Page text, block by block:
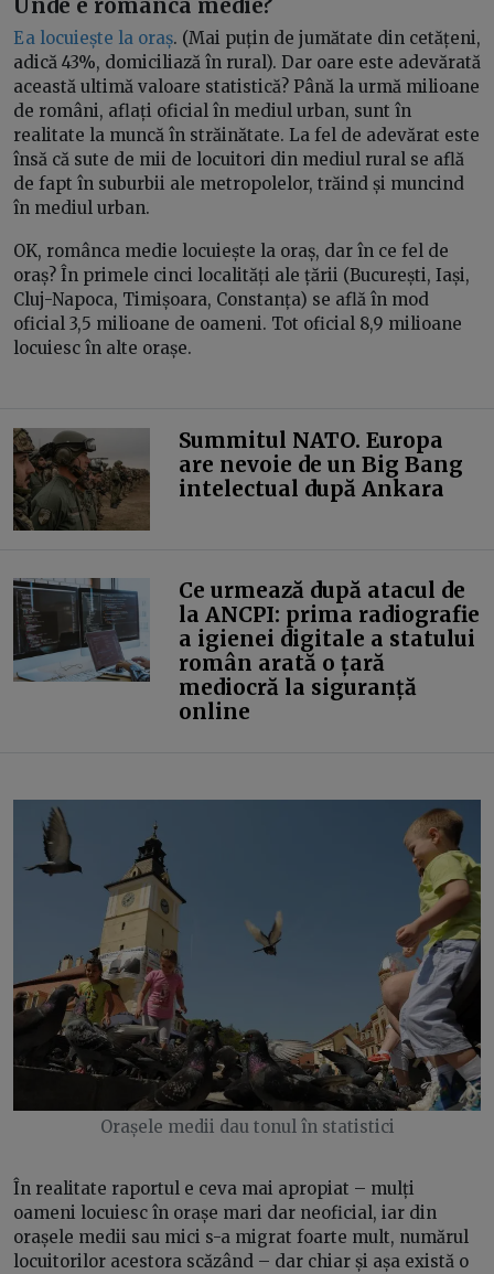
Ea locuiește la oraș. (Mai puțin de jumătate din cetățeni,
adică 43%, domiciliază în rural). Dar oare este adevărată
această ultimă valoare statistică? Până la urmă milioane
de români, aflați oficial în mediul urban, sunt în
realitate la muncă în străinătate. La fel de adevărat este
însă că sute de mii de locuitori din mediul rural se află
de fapt în suburbii ale metropolelor, trăind și muncind
în mediul urban.
OK, românca medie locuiește la oraș, dar în ce fel de
oraș? În primele cinci localități ale țării (București, Iași,
Cluj-Napoca, Timișoara, Constanța) se află în mod
oficial 3,5 milioane de oameni. Tot oficial 8,9 milioane
locuiesc în alte orașe.
Summitul NATO. Europa
are nevoie de un Big Bang
intelectual după Ankara
Ce urmează după atacul de
la ANCPI: prima radiografie
a igienei digitale a statului
român arată o țară
mediocră la siguranță
online
Orașele medii dau tonul în statistici
În realitate raportul e ceva mai apropiat – mulți
oameni locuiesc în orașe mari dar neoficial, iar din
orașele medii sau mici s-a migrat foarte mult, numărul
locuitorilor acestora scăzând – dar chiar și așa există o